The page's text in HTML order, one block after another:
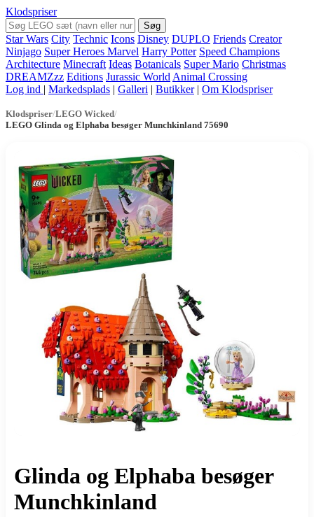
Klodspriser
Søg
Star Wars City Technic Icons Disney DUPLO Friends Creator
Ninjago Super Heroes Marvel Harry Potter Speed Champions
Architecture Minecraft Ideas Botanicals Super Mario Christmas
DREAMZzz Editions Jurassic World Animal Crossing
Log ind | Markedsplads | Galleri | Butikker | Om Klodspriser
Klodspriser/LEGO Wicked/
LEGO Glinda og Elphaba besøger Munchkinland 75690
Glinda og Elphaba besøger
Munchkinland